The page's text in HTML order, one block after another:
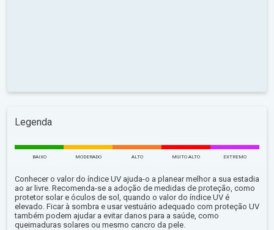
Legenda
BAIXO MODERADO ALTO MUITO ALTO EXTREMO
Conhecer o valor do índice UV ajuda-o a planear melhor a sua estadia
ao ar livre. Recomenda-se a adoção de medidas de proteção, como
protetor solar e óculos de sol, quando o valor do índice UV é
elevado. Ficar à sombra e usar vestuário adequado com proteção UV
também podem ajudar a evitar danos para a saúde, como
queimaduras solares ou mesmo cancro da pele.